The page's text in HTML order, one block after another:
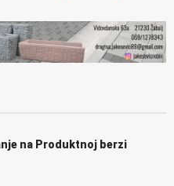
na Produktnoj berzi